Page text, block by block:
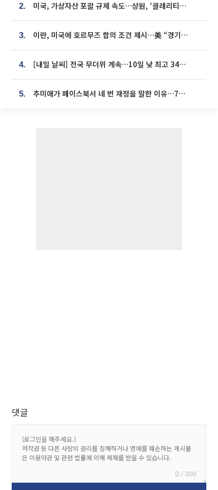
2. 미국, 가상자산 포괄 규제 속도…상원, ‘클래리티법’ 9월 절차투표 추진
3. 이란, 미국에 호르무즈 합의 조건 제시…美 “경기 아직 안 끝나” [종합]
4. [내일 날씨] 전국 무더위 계속…10일 낮 최고 34도 육박
5. 추미애가 페이스북서 네 번 재정을 말한 이유…7700억 추경 열쇠는 도의회에
댓글
0 / 300